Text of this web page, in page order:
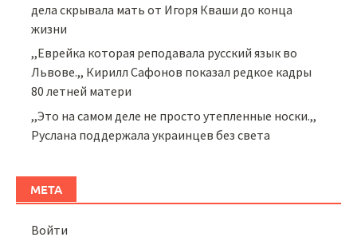
дела скрывала мать от Игоря Кваши до конца
жизни
,,Еврейка которая реподавала русский язык во
Львове.,, Кирилл Сафонов показал редкое кадры
80 летней матери
,,Это на самом деле не просто утепленные носки.,,
Руслана поддержала украинцев без света
МЕТА
Войти